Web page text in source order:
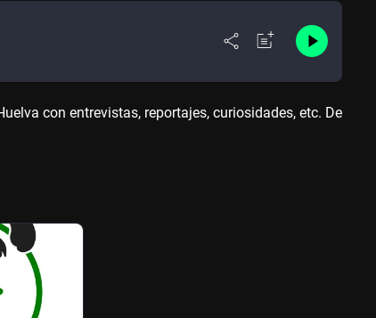
con entrevistas, reportajes, curiosidades, etc. De